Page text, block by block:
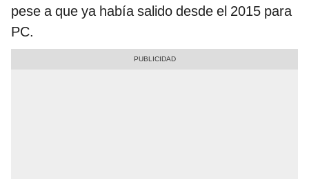
pese a que ya había salido desde el 2015 para
PC.